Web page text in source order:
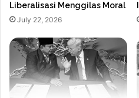
Liberalisasi Menggilas Moral
July 22, 2026